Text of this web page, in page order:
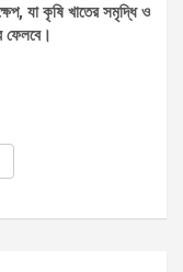
যা কৃষি খাতের সমৃদ্ধি ও
ফেলবে।